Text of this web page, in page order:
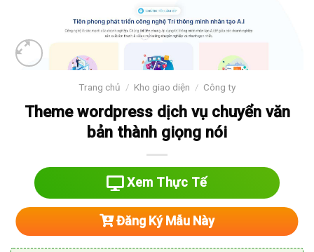
Trang chủ / Kho giao diện / Công ty
Theme wordpress dịch vụ chuyển văn
bản thành giọng nói
Xem Thực Tế
Đăng Ký Mẫu Này